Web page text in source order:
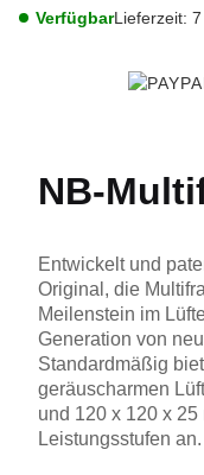
VerfügbarLieferzeit:
NB-
Entwickelt und
Original, die
Meilenstein im
Generation von
Standardmäßig
geräuscharmen
und 120 x 120 x
Leistungsstufen an.